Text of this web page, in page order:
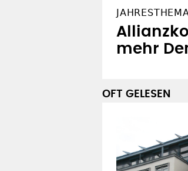
mehr
OFT GELESEN